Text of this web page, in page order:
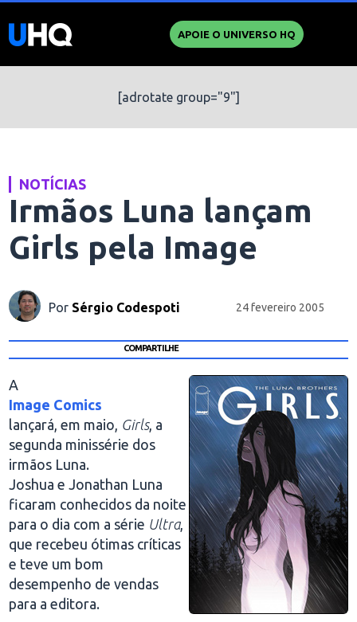
APOIE O UNIVERSO HQ
[adrotate group="9"]
NOTÍCIAS
Irmãos Luna lançam
Girls pela Image
Por Sérgio Codespoti 24 fevereiro 2005
COMPARTILHE
A
Image Comics
lançará, em maio, Girls, a
segunda minissérie dos
irmãos Luna.
Joshua e Jonathan Luna
ficaram conhecidos da noite
para o dia com a série Ultra,
que recebeu ótimas críticas
e teve um bom
desempenho de vendas
para a editora.